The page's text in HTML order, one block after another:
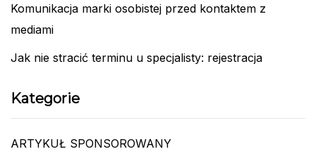
Komunikacja marki osobistej przed kontaktem z
mediami
Jak nie stracić terminu u specjalisty: rejestracja
Kategorie
ARTYKUŁ SPONSOROWANY